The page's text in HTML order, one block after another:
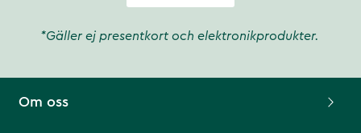
*Gäller ej presentkort och elektronikprodukter.
Om oss